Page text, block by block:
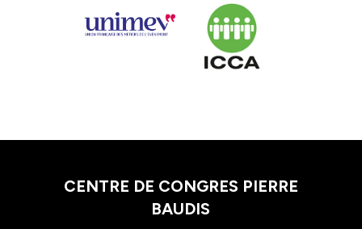
CENTRE DE CONGRES PIERRE
BAUDIS